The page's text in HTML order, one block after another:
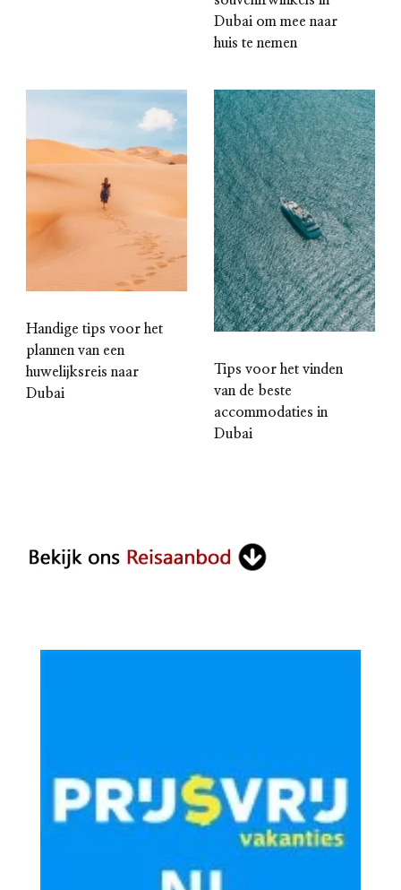
Dubai om mee naar
huis te nemen
Handige tips voor het
plannen van een
huwelijksreis naar
Dubai
Tips voor het vinden
van de beste
accommodaties in
Dubai